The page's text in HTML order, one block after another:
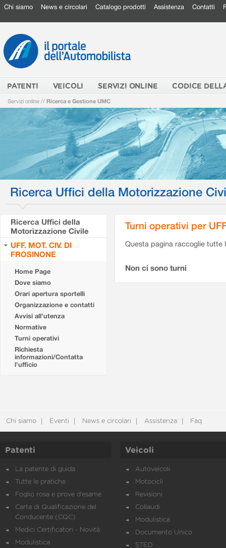
Chi siamo News e circolari Catalogo prodotti Assistenza Contatti
PATENTI VEICOLI SERVIZI ONLINE CODICE
Servizi online // Ricerca e Gestione UMC
Ricerca Uffici della Motorizzazione
Ricerca Uffici della
Motorizzazione Civile
UFF. MOT. CIV. DI
FROSINONE
Home Page
Dove siamo
Orari apertura sportelli
Organizzazione e contatti
Avvisi all'utenza
Normative
Turni operativi
Richiesta
informazioni/Contatta
l'ufficio
Turni operativi per
Questa pagina raccoglie tutte
Non ci sono turni
Chi siamo Eventi News e circolari Assistenza Faq
Patenti
La patente di guida
Tutte le pratiche
Foglio rosa e prove d’esame
Carta di Qualificazione del
Conducente (CQC)
Medici Certificatori - Novità
Modulistica
Veicoli
Autoveicoli
Motocicli
Revisioni
Collaudi
Modulistica
Documento Unico
STED